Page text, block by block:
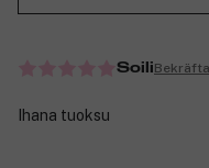
Soili
Ihana tuoksu